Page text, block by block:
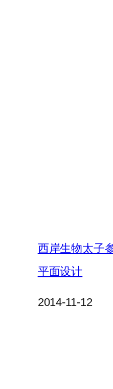
西岸生物太子
平面设计
2014-11-12